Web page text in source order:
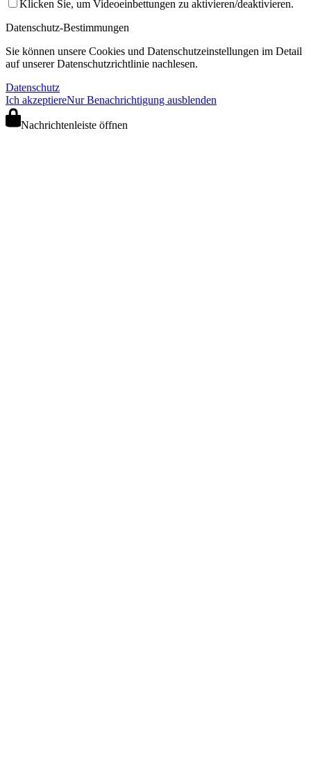
Klicken Sie, um Videoeinbettungen zu aktivieren/deaktivieren.
Datenschutz-Bestimmungen
Sie können unsere Cookies und Datenschutzeinstellungen im Detail
auf unserer Datenschutzrichtlinie nachlesen.
Datenschutz
Ich akzeptiereNur Benachrichtigung ausblenden
Nachrichtenleiste öffnen